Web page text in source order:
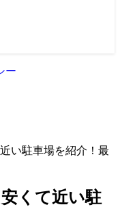
ー
い駐車場を紹介！最
安くて近い駐